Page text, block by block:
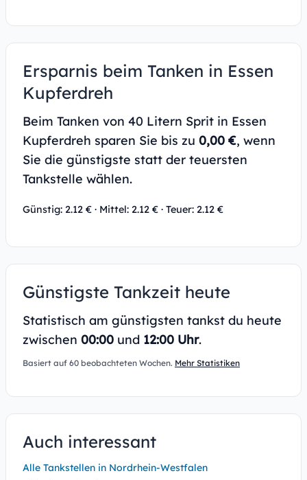
Ersparnis beim Tanken in Essen
Kupferdreh
Beim Tanken von 40 Litern Sprit in Essen
Kupferdreh sparen Sie bis zu 0,00 €, wenn
Sie die günstigste statt der teuersten
Tankstelle wählen.
Günstig: 2.12 € · Mittel: 2.12 € · Teuer: 2.12 €
Günstigste Tankzeit heute
Statistisch am günstigsten tankst du heute
zwischen 00:00 und 12:00 Uhr.
Basiert auf 60 beobachteten Wochen. Mehr Statistiken
Auch interessant
Alle Tankstellen in Nordrhein-Westfalen